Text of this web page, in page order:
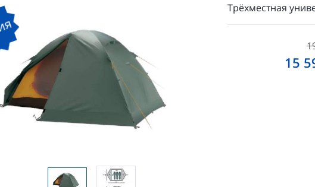
Трёхместная
15